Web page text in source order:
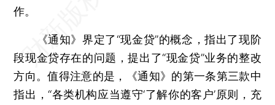
作。
《通知》界定了“现金贷”的概念，指出了现阶
段现金贷存在的问题，提出了“现金贷”业务的整改
方向。值得注意的是，《通知》的第一条第三款中
指出，“各类机构应当遵守‘了解你的客户’原则，充